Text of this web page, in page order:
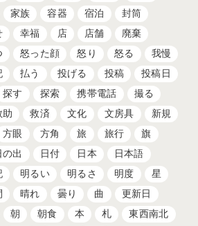
家族 容器 宿泊
封筒
幸福 店 店舗
廃棄
怒った顔 怒り 怒る
我慢
払う 投げる 投稿
投稿日
探す 探索 携帯電話
撮る
助 救済 文化 文房具
新規
方眼 方角 旅 旅行
旗
の出 日付 日本
日本語
明るい 明るさ 明度
星
晴れ 曇り 曲
更新日
朝 朝食 本 札
東西南北